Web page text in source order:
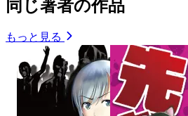
同じ著者の作品
もっと見る